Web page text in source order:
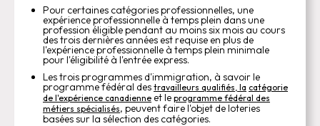
Pour certaines catégories professionnelles, une
expérience professionnelle à temps plein dans une
profession éligible pendant au moins six mois au cours
des trois dernières années est requise en plus de
l'expérience professionnelle à temps plein minimale
pour l'éligibilité à l'entrée express.
Les trois programmes d'immigration, à savoir le
programme fédéral des travailleurs qualifiés, la catégorie
de l'expérience canadienne et le programme fédéral des
métiers spécialisés, peuvent faire l'objet de loteries
basées sur la sélection des catégories.